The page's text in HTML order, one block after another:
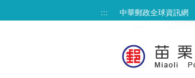
::: 中華郵政全球資訊網